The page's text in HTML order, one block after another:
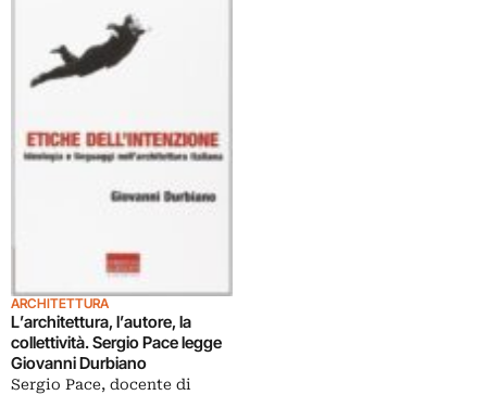
ARCHITETTURA
L’architettura, l’autore, la
collettività. Sergio Pace legge
Giovanni Durbiano
Sergio Pace, docente di